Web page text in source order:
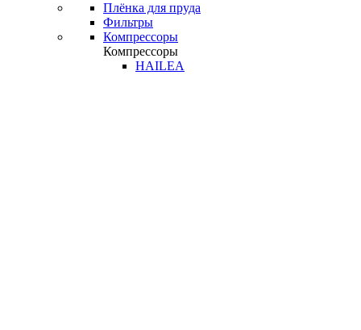
Плёнка для пруда
Фильтры
Компрессоры
Компрессоры
HAILEA